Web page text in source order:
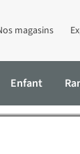
magasins
Enfant
manières